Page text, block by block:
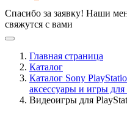
Спасибо за заявку! Наши
свяжутся с вами
Главная страница
Каталог
Каталог Sony
аксессуары и игры для
Видеоигры для